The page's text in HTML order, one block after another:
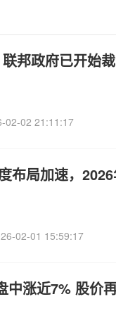
邦政府已开始
02-02 21:11:17
布局加速，
02-01 15:59:17
涨近7% 股价